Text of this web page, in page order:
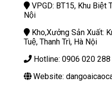
VPGD: BT15, Khu Biệt
Nội
Kho,Xưởng Sản Xuất:
Tuệ, Thanh Trì, Hà Nội
Hotline: 0906 020 288
Website: